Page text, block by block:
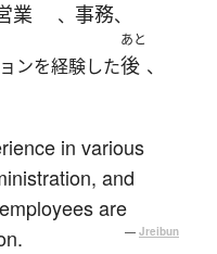
業 、 事務、
ンを経験した
あと
後 、
in various
and
are
— Jreibun